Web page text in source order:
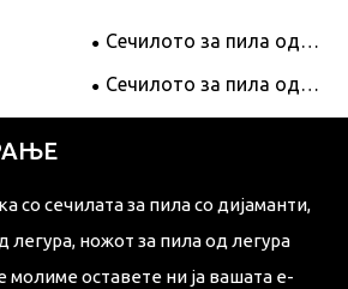
Сечилото за пила од
легура за сечење дрво
Сечилото за пила од
легура за сечење
со сечилата за пила со дијаманти,
легура, ножот за пила од легура
молиме оставете ни ја вашата е-